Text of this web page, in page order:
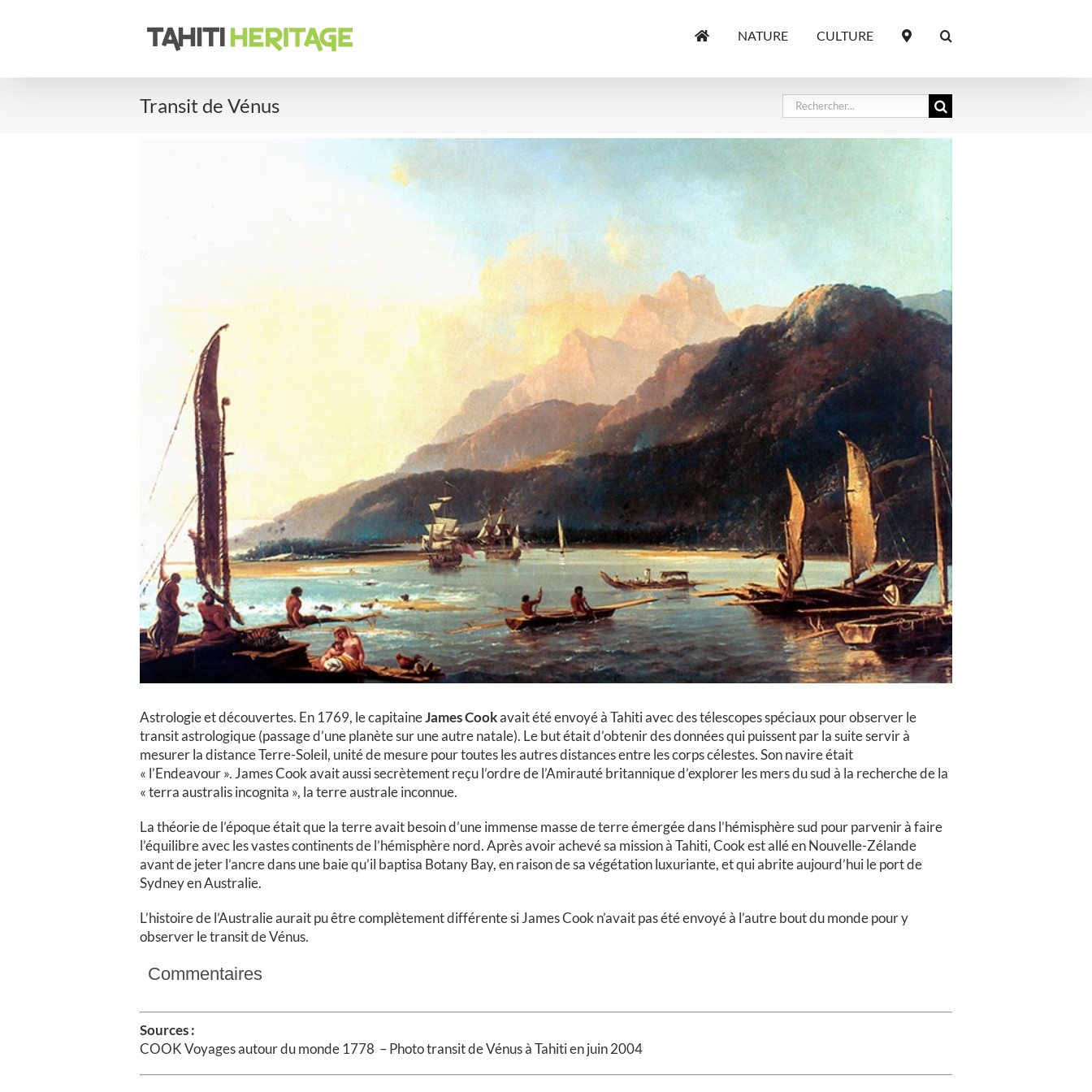
NATURE CULTURE
Transit de Vénus Rechercher:
Astrologie et découvertes. En 1769, le capitaineJames Cookavait été envoyé à Tahiti avec des télescopes spéciaux pour observer le
transit astrologique (passage d’une planète sur une autre natale). Le but était d’obtenir des données qui puissent par la suite servir à
mesurer la distance Terre-Soleil, unité de mesure pour toutes les autres distances entre les corps célestes. Son navire était
« l’Endeavour ». James Cook avait aussi secrètement reçu l’ordre de l’Amirauté britannique d’explorer les mers du sud à la recherche de la
« terra australis incognita », la terre australe inconnue.
La théorie de l’époque était que la terre avait besoin d’une immense masse de terre émergée dans l’hémisphère sud pour parvenir à faire
l’équilibre avec les vastes continents de l’hémisphère nord. Après avoir achevé sa mission à Tahiti, Cook est allé en Nouvelle-Zélande
avant de jeter l’ancre dans une baie qu’il baptisa Botany Bay, en raison de sa végétation luxuriante, et qui abrite aujourd’hui le port de
Sydney en Australie.
L’histoire de l’Australie aurait pu être complètement différente si James Cook n’avait pas été envoyé à l’autre bout du monde pour y
observer le transit de Vénus.
Commentaires
Sources :
COOK Voyages autour du monde 1778 – Photo transit de Vénus à Tahiti en juin 2004